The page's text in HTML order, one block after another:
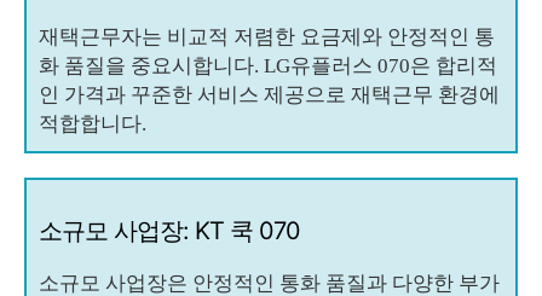
재택근무자는 비교적 저렴한 요금제와 안정적인 통
화 품질을 중요시합니다. LG유플러스 070은 합리적
인 가격과 꾸준한 서비스 제공으로 재택근무 환경에
적합합니다.
소규모 사업장: KT 쿡 070
소규모 사업장은 안정적인 통화 품질과 다양한 부가